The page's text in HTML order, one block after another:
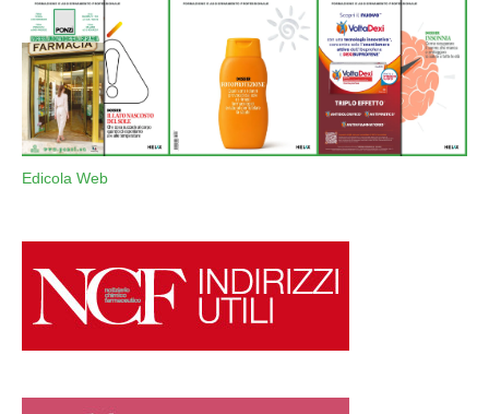
Edicola Web